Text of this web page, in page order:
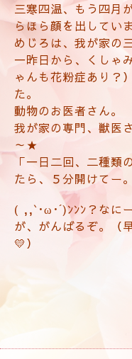
三寒四温、もう四月
らほら顔を出していま
めじろは、我が家の
一昨日から、くしゃ
ゃんも花粉症あり？
た。
動物のお医者さん。
我が家の専門、獣医
～★
「一日二回、二種類
たら、５分開けてー。
( ,,`･ω･´)ﾝﾝﾝ？な
が、がんばるぞ。（
💛）